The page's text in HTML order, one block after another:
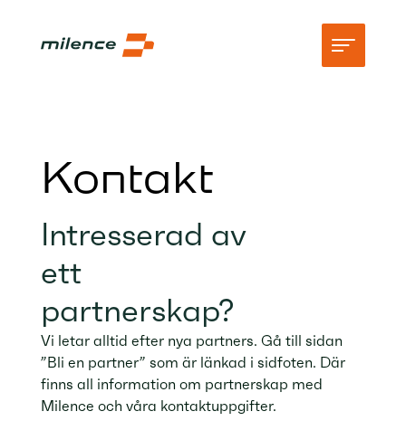
Natverk
Börja ladda
Resurser
Företag
Kontakt
Intresserad av
ett
partnerskap?
Vi letar alltid efter nya partners. Gå till sidan
”Bli en partner” som är länkad i sidfoten. Där
finns all information om partnerskap med
Milence och våra kontaktuppgifter.